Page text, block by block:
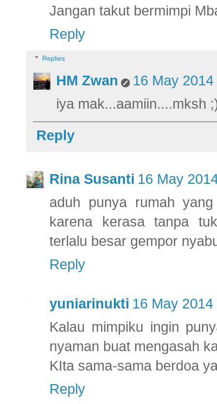
Jangan takut bermimpi
Reply
Replies
HM Zwan
16 May
iya mak...aamiin....mksh
Reply
Rina Susanti 16 May
aduh punya rumah
karena kerasa tanpa
terlalu besar gempor
Reply
yuniarinukti 16 May
Kalau mimpiku ingin
nyaman buat mengasah
KIta sama-sama berdoa
Reply